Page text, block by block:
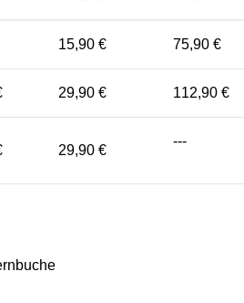
15,90 € 75,90 €
29,90 € 112,90 €
29,90 €
---